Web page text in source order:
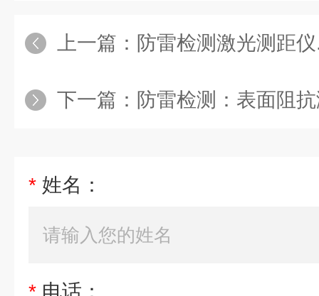
上一篇： 防雷检测激光测距仪.
下一篇： 防雷检测：表面阻抗
* 姓名：
* 电话：